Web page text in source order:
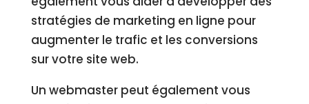
stratégies de marketing en ligne pour
augmenter le trafic et les conversions
sur votre site web.
Un webmaster peut également vous